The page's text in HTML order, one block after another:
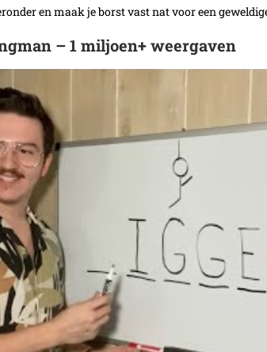
en maak je borst vast nat voor een
– 1 miljoen+ weergaven